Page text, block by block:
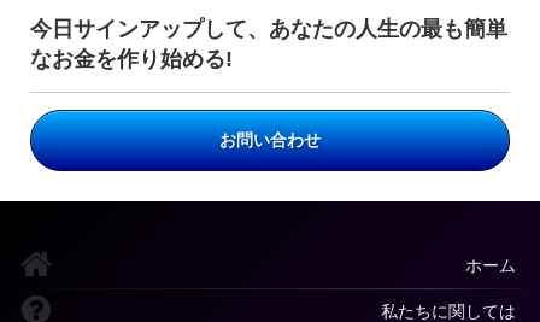
今日サインアップして、あなたの人生の最も簡単
なお金を作り始める!
お問い合わせ
ホーム
私たちに関しては